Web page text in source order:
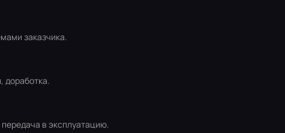
заказчика.
доработка.
в эксплуатацию.